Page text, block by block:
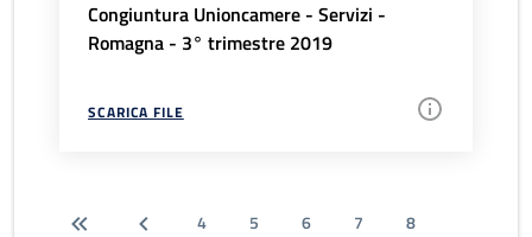
Congiuntura Unioncamere - Servizi -
Romagna - 3° trimestre 2019
SCARICA FILE
4 5 6 7
8